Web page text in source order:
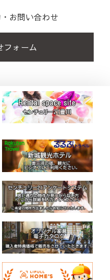
お問い合わせ
フォーム